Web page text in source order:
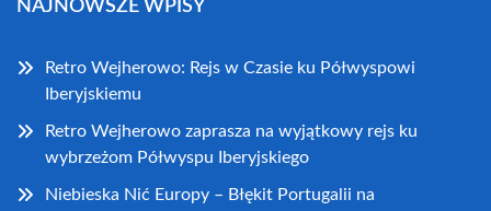
NAJNOWSZE WPISY
Retro Wejherowo: Rejs w Czasie ku Półwyspowi
Iberyjskiemu
Retro Wejherowo zaprasza na wyjątkowy rejs ku
wybrzeżom Półwyspu Iberyjskiego
Niebieska Nić Europy – Błękit Portugalii na